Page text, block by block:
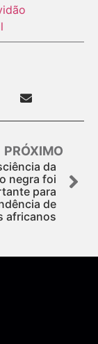
PRÓXIMO
da
negra foi
para
de
africanos